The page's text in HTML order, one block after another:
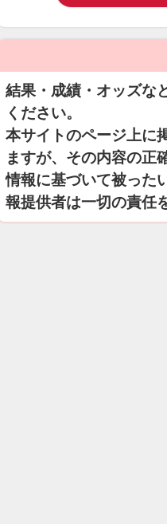
結果・成績・オッズな
ください。
本サイトのページ上に
ますが、その内容の正
情報に基づいて被った
報提供者は一切の責任